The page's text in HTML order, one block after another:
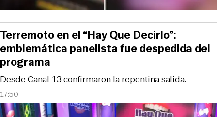
17:50
Desde Canal 13 confirmaron la repentina salida.
Terremoto en el “Hay Que Decirlo”:
emblemática panelista fue despedida del
programa